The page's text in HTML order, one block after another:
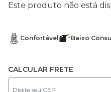
Este produto não está
Confortável Baixo
CALCULAR FRETE